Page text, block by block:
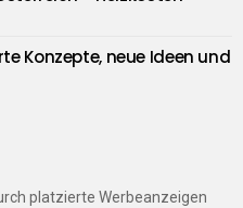
Konzepte, neue Ideen und
platzierte Werbeanzeigen